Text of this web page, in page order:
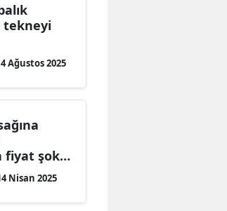
tekneyi
Ağustos 2025
fiyat şoku:
300
Nisan 2025